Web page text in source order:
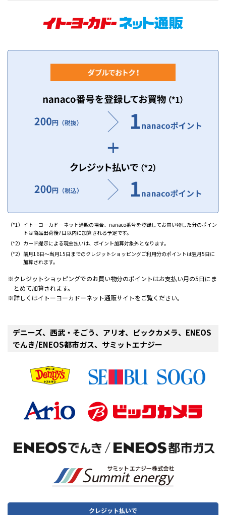
（*1） イトーヨーカドーネット通販の場合、nanaco番号を登録してお買い物した分のポイン
トは商品出荷後7日以内に加算される予定です。
（*2） カード提示による現金払いは、ポイント加算対象外となります。
（*2） 前月16日～当月15日までのクレジットショッピングご利用分のポイントは翌月5日に
加算されます。
クレジットショッピングでのお買い物分のポイントはお支払い月の5日にま
とめて加算されます。
詳しくはイトーヨーカドーネット通販サイトをご覧ください。
デニーズ、西武・そごう、アリオ、ビックカメラ、ENEOS
でんき/ENEOS都市ガス、サミットエナジー
クレジット払いで